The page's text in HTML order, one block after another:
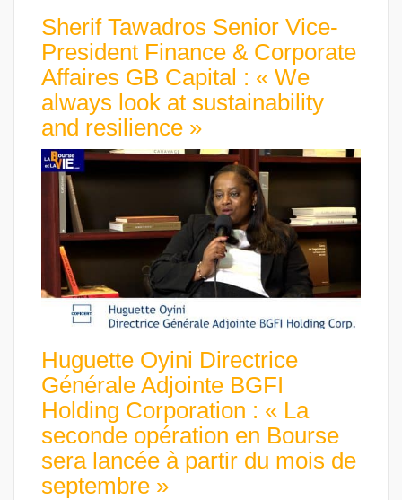
Sherif Tawadros Senior Vice-
President Finance & Corporate
Affaires GB Capital : « We
always look at sustainability
and resilience »
Huguette Oyini Directrice
Générale Adjointe BGFI
Holding Corporation : « La
seconde opération en Bourse
sera lancée à partir du mois de
septembre »